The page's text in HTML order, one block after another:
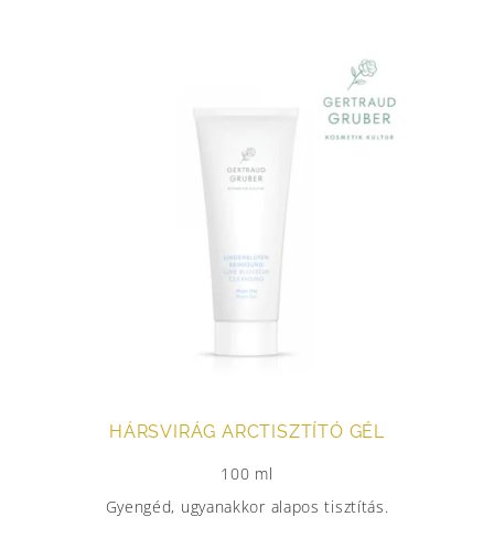
HÁRSVIRÁG ARCTISZTÍTÓ GÉL
100 ml
Gyengéd, ugyanakkor alapos tisztítás.